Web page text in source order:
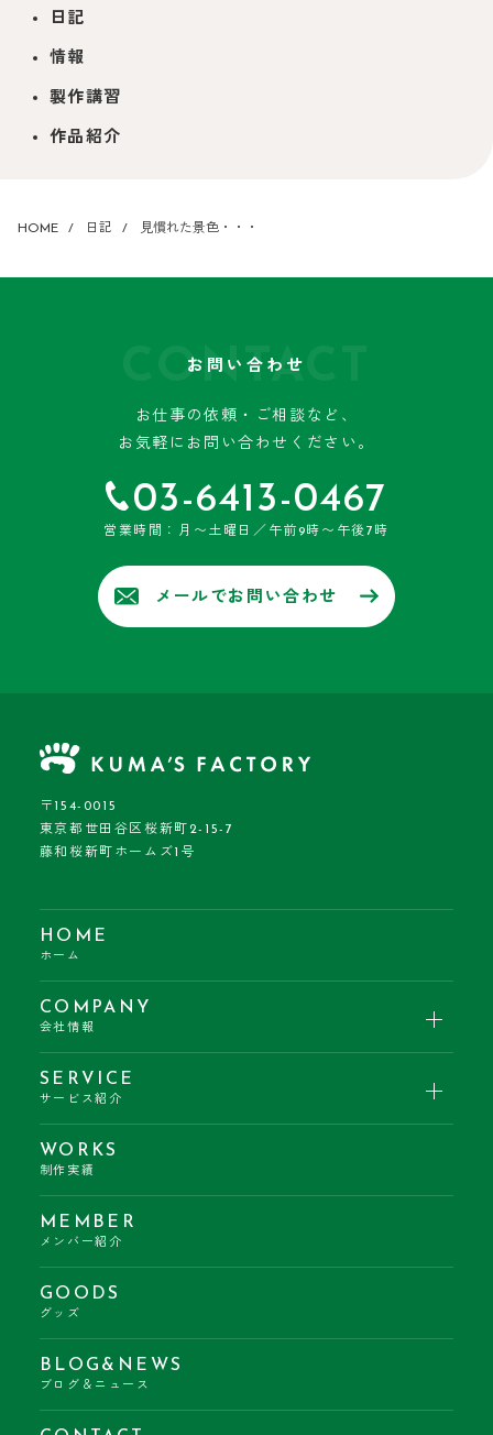
日記
情報
製作講習
作品紹介
HOME 日記 見慣れた景色・・・
CONTACT
お問い合わせ
お仕事の依頼・ご相談など、
お気軽にお問い合わせください。
03-6413-0467
営業時間：月〜土曜日／午前9時〜午後7時
メールでお問い合わせ
〒154-0015
東京都世田谷区桜新町2-15-7
藤和桜新町ホームズ1号
HOME
ホーム
COMPANY
会社情報
SERVICE
サービス紹介
WORKS
制作実績
MEMBER
メンバー紹介
GOODS
グッズ
BLOG&NEWS
ブログ＆ニュース